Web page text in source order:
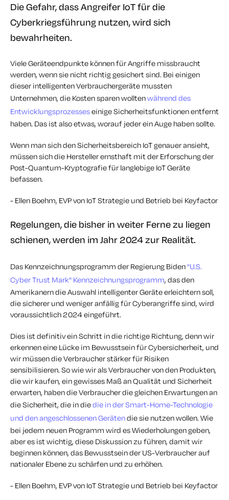
Die Gefahr, dass Angreifer IoT für die
Cyberkriegsführung nutzen, wird sich
bewahrheiten.
Viele Geräteendpunkte können für Angriffe missbraucht
werden, wenn sie nicht richtig gesichert sind. Bei einigen
dieser intelligenten Verbrauchergeräte mussten
Unternehmen, die Kosten sparen wolltenwährend des
Entwicklungsprozesseseinige Sicherheitsfunktionen entfernt
haben. Das ist also etwas, worauf jeder ein Auge haben sollte.
Wenn man sich den Sicherheitsbereich IoT genauer ansieht,
müssen sich die Hersteller ernsthaft mit der Erforschung der
Post-Quantum-Kryptografie für langlebige IoT Geräte
befassen.
- Ellen Boehm, EVP von IoT Strategie und Betrieb bei Keyfactor
Regelungen, die bisher in weiter Ferne zu liegen
schienen, werden im Jahr 2024 zur Realität.
Das Kennzeichnungsprogramm der Regierung Biden "U.S.
Cyber Trust Mark" Kennzeichnungsprogramm, das den
Amerikanern die Auswahl intelligenter Geräte erleichtern soll,
die sicherer und weniger anfällig für Cyberangriffe sind, wird
voraussichtlich 2024 eingeführt.
Dies ist definitiv ein Schritt in die richtige Richtung, denn wir
erkennen eine Lücke im Bewusstsein für Cybersicherheit, und
wir müssen die Verbraucher stärker für Risiken
sensibilisieren. So wie wir als Verbraucher von den Produkten,
die wir kaufen, ein gewisses Maß an Qualität und Sicherheit
erwarten, haben die Verbraucher die gleichen Erwartungen an
die Sicherheit, die in diedie in der Smart-Home-Technologie
und den angeschlossenen Gerätendie sie nutzen wollen. Wie
bei jedem neuen Programm wird es Wiederholungen geben,
aber es ist wichtig, diese Diskussion zu führen, damit wir
beginnen können, das Bewusstsein der US-Verbraucher auf
nationaler Ebene zu schärfen und zu erhöhen.
- Ellen Boehm, EVP von IoT Strategie und Betrieb bei Keyfactor